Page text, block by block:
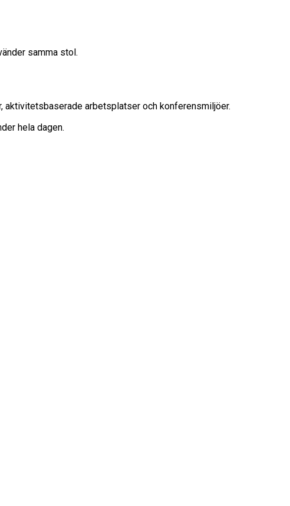
samma stol.
aktivitetsbaserade arbetsplatser och konferensmiljöer.
hela dagen.